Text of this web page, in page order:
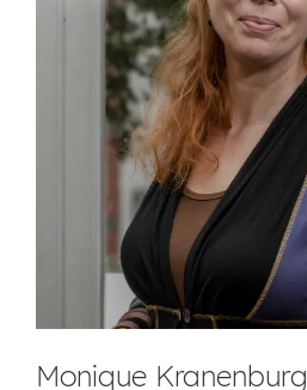
Monique Kranenburg